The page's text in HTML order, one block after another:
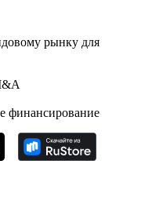
рынку для